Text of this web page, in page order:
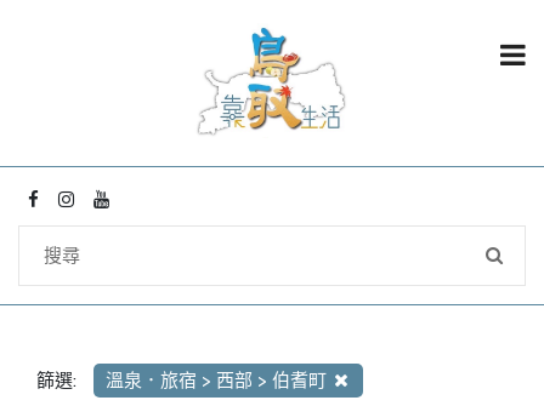
篩選: 溫泉．旅宿 > 西部 > 伯耆町